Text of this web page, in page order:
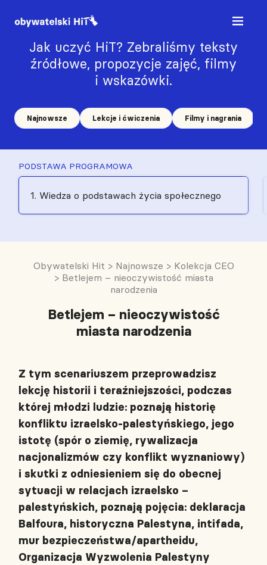
Jak uczyć HiT? Zebraliśmy teksty
źródłowe, propozycje zajęć, filmy
i wskazówki.
Najnowsze Lekcje i ćwiczenia Filmy i nagrania
PODSTAWA PROGRAMOWA
1. Wiedza o podstawach życia społecznego
Obywatelski Hit > Najnowsze > Kolekcja CEO
> Betlejem – nieoczywistość miasta
narodzenia
Betlejem – nieoczywistość
miasta narodzenia
Z tym scenariuszem przeprowadzisz
lekcję historii i teraźniejszości, podczas
której młodzi ludzie: poznają historię
konfliktu izraelsko-palestyńskiego, jego
istotę (spór o ziemię, rywalizacja
nacjonalizmów czy konflikt wyznaniowy)
i skutki z odniesieniem się do obecnej
sytuacji w relacjach izraelsko –
palestyńskich, poznają pojęcia: deklaracja
Balfoura, historyczna Palestyna, intifada,
mur bezpieczeństwa/apartheidu,
Organizacja Wyzwolenia Palestyny